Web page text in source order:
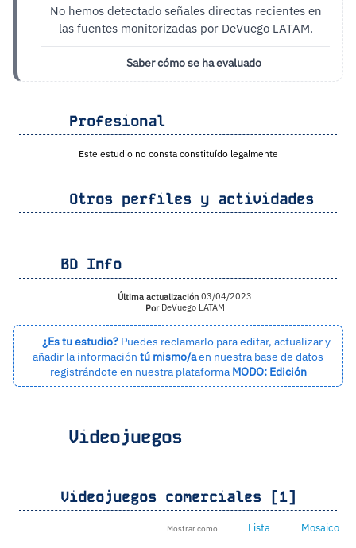
No hemos detectado señales directas recientes en
las fuentes monitorizadas por DeVuego LATAM.
Saber cómo se ha evaluado
Profesional
Este estudio no consta constituído legalmente
Otros perfiles y actividades
BD Info
Última actualización 03/04/2023
PorDeVuego LATAM
¿Es tu estudio? Puedes reclamarlo para editar, actualizar y
añadir la información tú mismo/aen nuestra base de datos
registrándote en nuestra plataforma MODO: Edición
Videojuegos
Videojuegos comerciales [1]
Mostrar como Lista Mosaico